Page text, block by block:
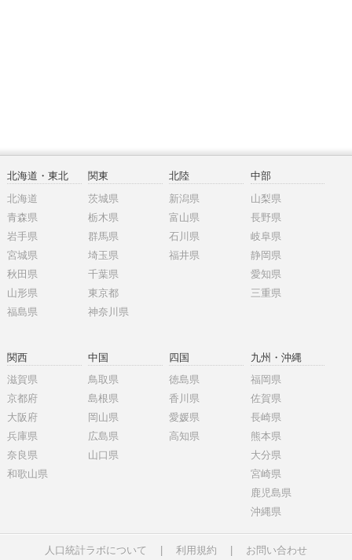
北海道・東北
北海道
青森県
岩手県
宮城県
秋田県
山形県
福島県
関東
茨城県
栃木県
群馬県
埼玉県
千葉県
東京都
神奈川県
北陸
新潟県
富山県
石川県
福井県
中部
山梨県
長野県
岐阜県
静岡県
愛知県
三重県
関西
滋賀県
京都府
大阪府
兵庫県
奈良県
和歌山県
中国
鳥取県
島根県
岡山県
広島県
山口県
四国
徳島県
香川県
愛媛県
高知県
九州・沖縄
福岡県
佐賀県
長崎県
熊本県
大分県
宮崎県
鹿児島県
沖縄県
人口統計ラボについて 利用規約 お問い合わせ